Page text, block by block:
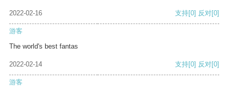
2022-02-16 支持[0] 反对[0]
游客
The world's best fantas
2022-02-14 支持[0] 反对[0]
游客